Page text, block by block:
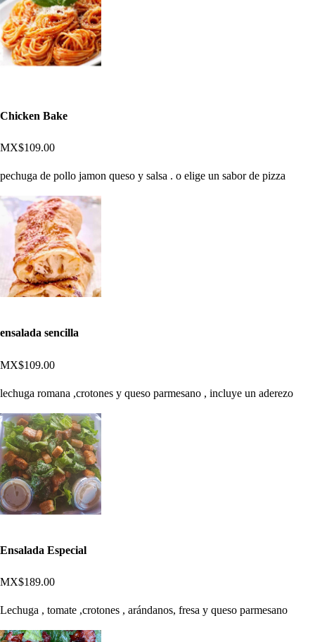
Chicken Bake
MX$109.00
pechuga de pollo jamon queso y salsa . o elige un sabor de pizza
ensalada sencilla
MX$109.00
lechuga romana ,crotones y queso parmesano , incluye un aderezo
Ensalada Especial
MX$189.00
Lechuga , tomate ,crotones , arándanos, fresa y queso parmesano